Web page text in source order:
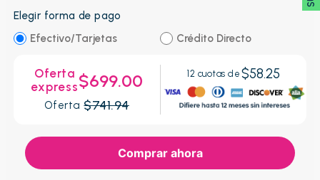
Elegir forma de pago
Efectivo/Tarjetas
Crédito Directo
Oferta
express$699.00
Oferta$741.94
12 cuotas de $58.25
Comprar ahora